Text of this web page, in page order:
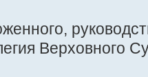
Верховного